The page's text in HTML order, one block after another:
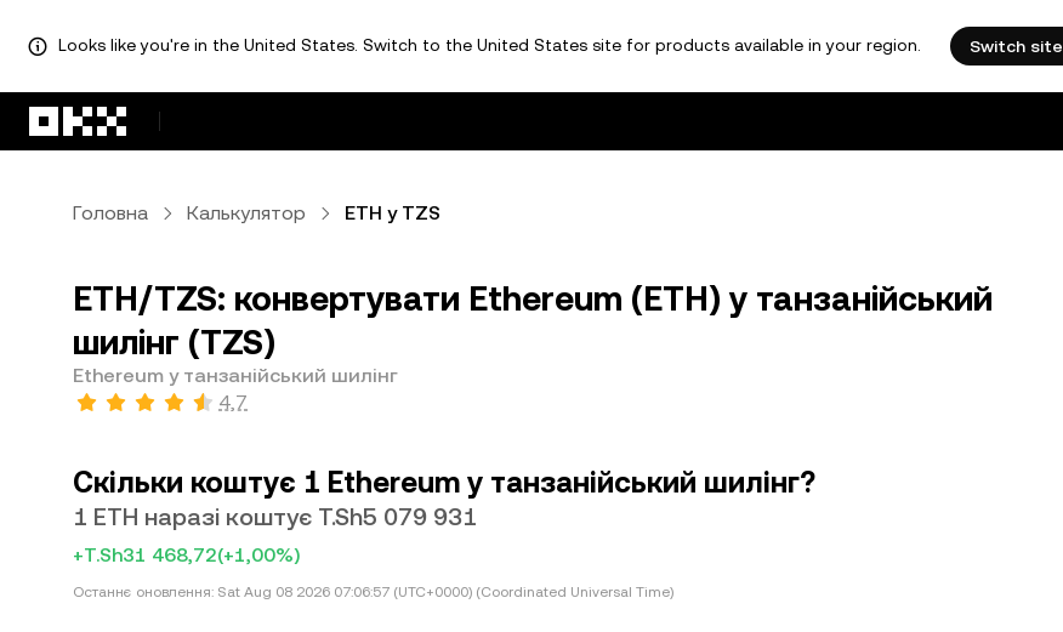
Looks like you're in the United States. Switch to the United States site for products available in your region. Switch site
Головна Калькулятор ETH у TZS
ETH/TZS: конвертувати Ethereum (ETH) у танзанійський
шилінг (TZS)
Ethereum у танзанійський шилінг
4,7
Скільки коштує 1 Ethereum у танзанійський шилінг?
1 ETH наразі коштує T.Sh5 079 931
+T.Sh31 468,72(+1,00%)
Останнє оновлення: Sat Aug 08 2026 07:06:57 (UTC+0000) (Coordinated Universal Time)